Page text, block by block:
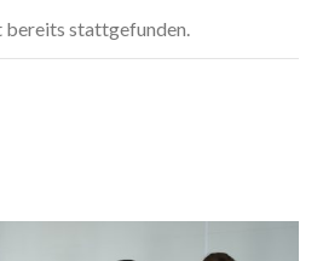
bereits stattgefunden.